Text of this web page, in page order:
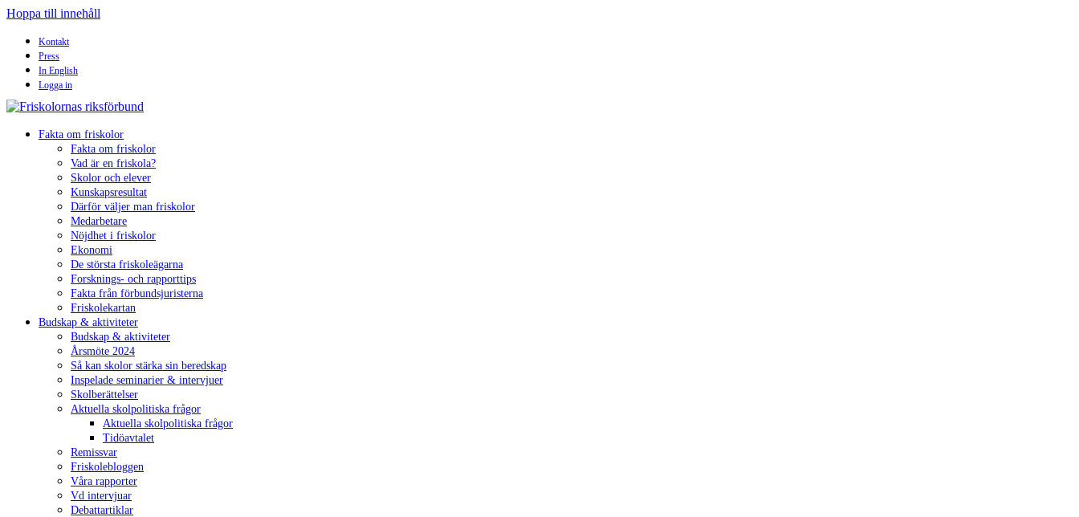
Hoppa till innehåll
Kontakt
Press
In English
Logga in
Fakta om friskolor
Fakta om friskolor
Vad är en friskola?
Skolor och elever
Kunskapsresultat
Därför väljer man friskolor
Medarbetare
Nöjdhet i friskolor
Ekonomi
De största friskoleägarna
Forsknings- och rapporttips
Fakta från förbundsjuristerna
Friskolekartan
Budskap & aktiviteter
Budskap & aktiviteter
Årsmöte 2024
Så kan skolor stärka sin beredskap
Inspelade seminarier & intervjuer
Skolberättelser
Aktuella skolpolitiska frågor
Aktuella skolpolitiska frågor
Tidöavtalet
Remissvar
Friskolebloggen
Våra rapporter
Vd intervjuar
Debattartiklar